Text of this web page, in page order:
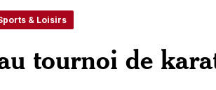
& Loisirs
tournoi de